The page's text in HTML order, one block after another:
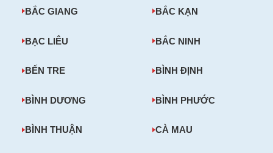
BẮC GIANG BẮC KẠN
BẠC LIÊU BẮC NINH
BẾN TRE BÌNH ĐỊNH
BÌNH DƯƠNG BÌNH PHƯỚC
BÌNH THUẬN CÀ MAU